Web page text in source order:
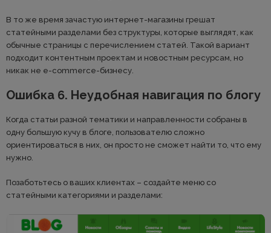
В то же время зачастую интернет-магазины грешат
статейными разделами без структуры, которые выглядят, как
обычные страницы с перечислением статей. Такой вариант
подходит контентным проектам и новостным ресурсам, но
никак не e-commerce-бизнесу.
Ошибка 6. Неудобная навигация по блогу
Когда статьи разной тематики и направленности собраны в
одну большую кучу в блоге, пользователю сложно
ориентироваться в них, он просто не сможет найти то, что ему
нужно.
Позаботьтесь о ваших клиентах – создайте меню со
статейными категориями и разделами: